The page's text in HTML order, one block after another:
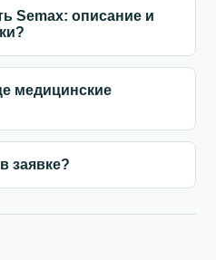
Semax: описание и
медицинские
заявке?